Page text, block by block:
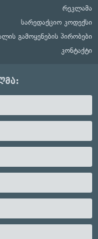
რეკლამა
სარედაქციო კოდექსი
გამოყენების პირობები
კონტაქტი